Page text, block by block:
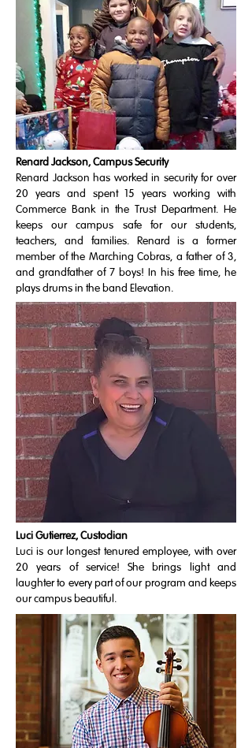
Renard Jackson, Campus Security
Renard Jackson has worked in security for over
20 years and spent 15 years working with
Commerce Bank in the Trust Department. He
keeps our campus safe for our students,
teachers, and families. Renard is a former
member of the Marching Cobras, a father of 3,
and grandfather of 7 boys! In his free time, he
plays drums in the band Elevation.
Luci Gutierrez, Custodian
Luci is our longest tenured employee, with over
20 years of service! She brings light and
laughter to every part of our program and keeps
our campus beautiful.